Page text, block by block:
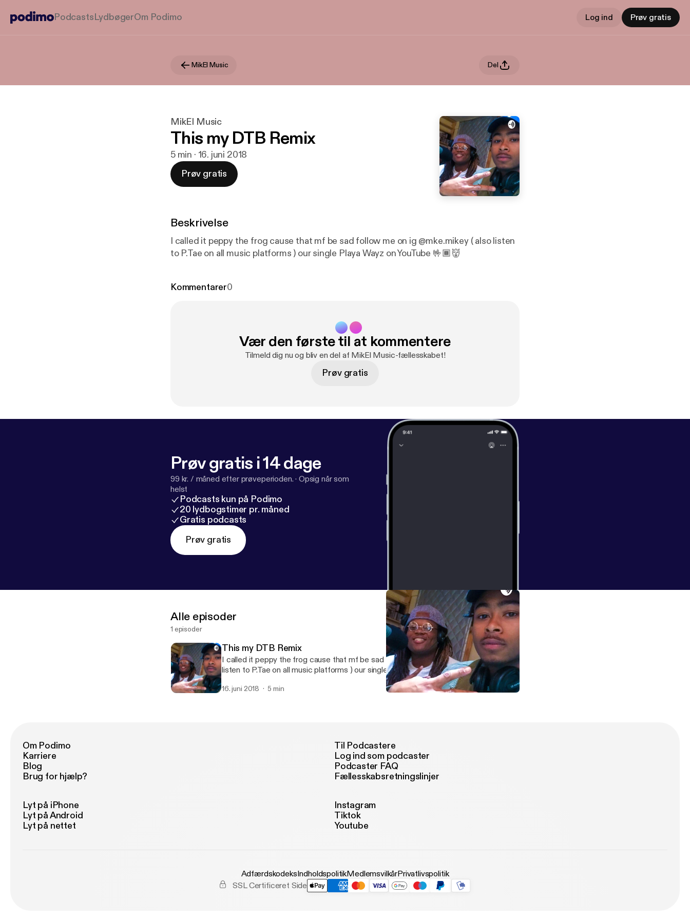
PodcastsLydbøgerOm Podimo Log ind Prøv gratis
MikEl Music Del
MikEl Music
This my DTB Remix
5 min · 16. juni 2018
Prøv gratis
Beskrivelse
I called it peppy the frog cause that mf be sad follow me on ig @mke.mikey ( also listen
to P.Tae on all music platforms ) our single Playa Wayz on YouTube 🤟🏾👹
Kommentarer0
Vær den første til at kommentere
Tilmeld dig nu og bliv en del af MikEl Music-fællesskabet!
Prøv gratis
Prøv gratis i 14 dage
99 kr. / måned efter prøveperioden. · Opsig når som
helst
Podcasts kun på Podimo
20 lydbogstimer pr. måned
Gratis podcasts
Prøv gratis
Alle episoder
1 episoder
This my DTB Remix
I called it peppy the frog cause that mf be sad follow me on ig @mke.mikey ( also
listen to P.Tae on all music platforms ) our single Playa Wayz on YouTube 🤟🏾👹
16. juni 2018 5 min
Om Podimo
Karriere
Blog
Brug for hjælp?
Til Podcastere
Log ind som podcaster
Podcaster FAQ
Fællesskabsretningslinjer
Lyt på iPhone
Lyt på Android
Lyt på nettet
Instagram
Tiktok
Youtube
AdfærdskodeksIndholdspolitikMedlemsvilkårPrivatlivspolitik
SSL Certificeret Side